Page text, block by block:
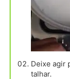
Deixe agir
talhar.